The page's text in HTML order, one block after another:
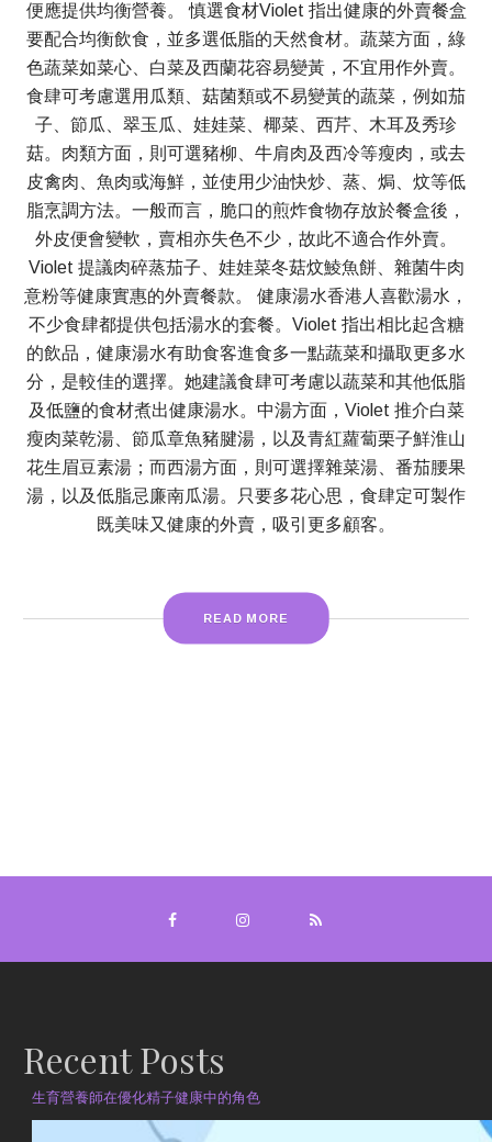
便應提供均衡營養。 慎選食材Violet 指出健康的外賣餐盒
要配合均衡飲食，並多選低脂的天然食材。蔬菜方面，綠
色蔬菜如菜心、白菜及西蘭花容易變黃，不宜用作外賣。
食肆可考慮選用瓜類、菇菌類或不易變黃的蔬菜，例如茄
子、節瓜、翠玉瓜、娃娃菜、椰菜、西芹、木耳及秀珍
菇。肉類方面，則可選豬柳、牛肩肉及西冷等瘦肉，或去
皮禽肉、魚肉或海鮮，並使用少油快炒、蒸、焗、炆等低
脂烹調方法。一般而言，脆口的煎炸食物存放於餐盒後，
外皮便會變軟，賣相亦失色不少，故此不適合作外賣。
Violet 提議肉碎蒸茄子、娃娃菜冬菇炆鯪魚餅、雜菌牛肉
意粉等健康實惠的外賣餐款。 健康湯水香港人喜歡湯水，
不少食肆都提供包括湯水的套餐。Violet 指出相比起含糖
的飲品，健康湯水有助食客進食多一點蔬菜和攝取更多水
分，是較佳的選擇。她建議食肆可考慮以蔬菜和其他低脂
及低鹽的食材煮出健康湯水。中湯方面，Violet 推介白菜
瘦肉菜乾湯、節瓜章魚豬腱湯，以及青紅蘿蔔栗子鮮淮山
花生眉豆素湯；而西湯方面，則可選擇雜菜湯、番茄腰果
湯，以及低脂忌廉南瓜湯。只要多花心思，食肆定可製作
既美味又健康的外賣，吸引更多顧客。
READ MORE
Recent Posts
生育營養師在優化精子健康中的角色